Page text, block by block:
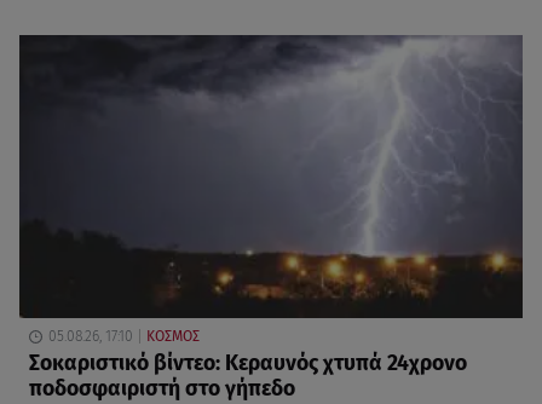
05.08.26, 17:10 ΚΟΣΜΟΣ
Σοκαριστικό βίντεο: Κεραυνός χτυπά 24χρονο
ποδοσφαιριστή στο γήπεδο